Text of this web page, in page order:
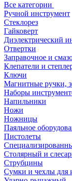
Все категории
Ручной инструмент
Стеклорез
Гайковерт
Диэлектрический
Отвертки
Заправочное и
Клепатели и
Ключи
Магнитные ручки,
Наборы
Напильники
Ножи
Ножницы
Паяльное
Пистолеты
Столярный и
Струбцины
Сумки и чехлы для